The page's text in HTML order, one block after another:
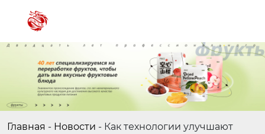
Главная - Новости - Как технологии улучшают